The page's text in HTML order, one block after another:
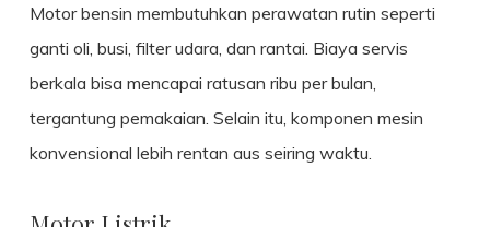
Motor bensin membutuhkan perawatan rutin seperti
ganti oli, busi, filter udara, dan rantai. Biaya servis
berkala bisa mencapai ratusan ribu per bulan,
tergantung pemakaian. Selain itu, komponen mesin
konvensional lebih rentan aus seiring waktu.